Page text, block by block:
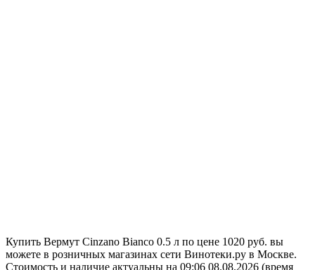
Купить Вермут Cinzano Bianco 0.5 л по цене 1020 руб. вы
можете в розничных магазинах сети Винотеки.ру в Москве.
Стоимость и наличие актуальны на 09:06 08.08.2026 (время